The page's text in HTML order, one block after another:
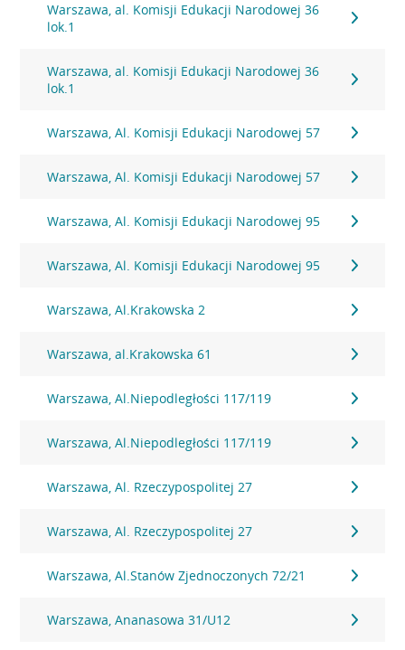
Warszawa, al. Komisji Edukacji Narodowej 36
lok.1
Warszawa, al. Komisji Edukacji Narodowej 36
lok.1
Warszawa, Al. Komisji Edukacji Narodowej 57
Warszawa, Al. Komisji Edukacji Narodowej 57
Warszawa, Al. Komisji Edukacji Narodowej 95
Warszawa, Al. Komisji Edukacji Narodowej 95
Warszawa, Al.Krakowska 2
Warszawa, al.Krakowska 61
Warszawa, Al.Niepodległości 117/119
Warszawa, Al.Niepodległości 117/119
Warszawa, Al. Rzeczypospolitej 27
Warszawa, Al. Rzeczypospolitej 27
Warszawa, Al.Stanów Zjednoczonych 72/21
Warszawa, Ananasowa 31/U12